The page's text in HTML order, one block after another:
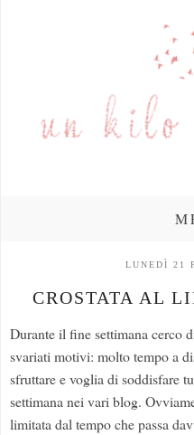
LUNEDÌ 21
CROSTATA AL
Durante il fine settimana cerco
svariati motivi: molto tempo a
sfruttare e voglia di soddisfare
settimana nei vari blog.
limitata dal tempo che passa